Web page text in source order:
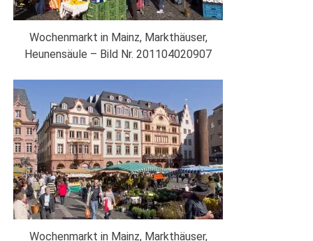
Wochenmarkt in Mainz, Markthäuser,
Heunensäule – Bild Nr. 201104020907
Wochenmarkt in Mainz, Markthäuser,